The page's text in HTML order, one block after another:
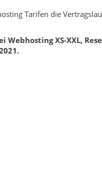
Tarifen die
XS-XXL,